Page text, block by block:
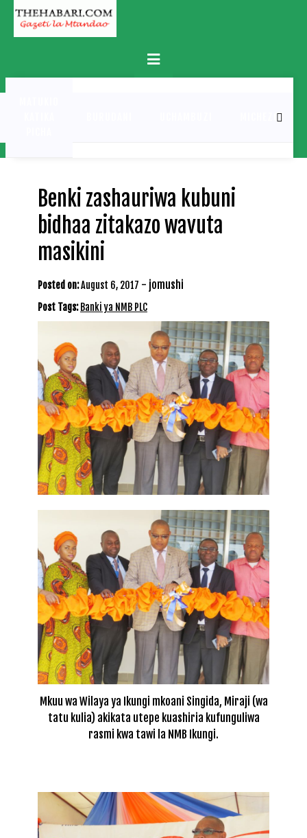
Skip
content
Primary
Menu
MICHEZO
Benki zashauriwa kubuni
bidhaa zitakazo wavuta
masikini
Posted on:August 6, 2017 - jomushi
Post Tags: Banki ya NMB PLC
Mkuu wa Wilaya ya Ikungi mkoani Singida, Miraji (wa
tatu kulia) akikata utepe kuashiria kufunguliwa
rasmi kwa tawi la NMB Ikungi.